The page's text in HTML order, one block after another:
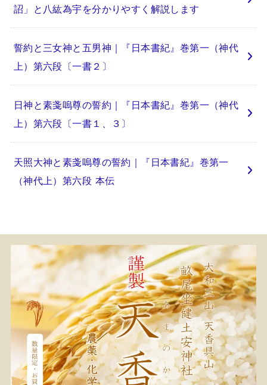
詔」と八紘為宇を分かりやすく解説します
誓約と三女神と五男神｜『日本書紀』巻第一（神代
上）第六段〔一書２〕
日神と素戔嗚尊の誓約｜『日本書紀』巻第一（神代
上）第六段〔一書１、３〕
天照大神と素戔嗚尊の誓約｜『日本書紀』巻第一
（神代上）第六段 本伝